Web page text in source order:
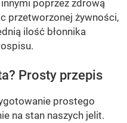
poprzez zdrową
przetworzonej żywności,
ilość błonnika
Prosty przepis
prostego
na stan naszych jelit.